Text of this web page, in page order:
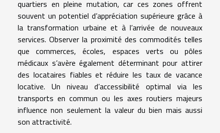
quartiers en pleine mutation, car ces zones offrent
souvent un potentiel d’appréciation supérieure grâce à
la transformation urbaine et à l’arrivée de nouveaux
services. Observer la proximité des commodités telles
que commerces, écoles, espaces verts ou pôles
médicaux s’avère également déterminant pour attirer
des locataires fiables et réduire les taux de vacance
locative. Un niveau d’accessibilité optimal via les
transports en commun ou les axes routiers majeurs
influence non seulement la valeur du bien mais aussi
son attractivité.